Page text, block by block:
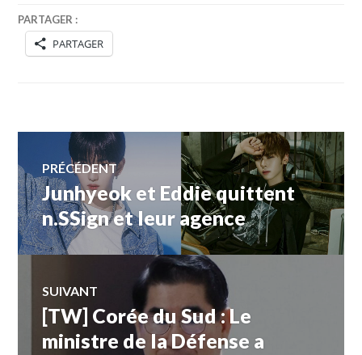
PARTAGER :
PARTAGER
Navigation
de
l’article
PRÉCÉDENT
Article
précédent :
Junhyeok et Eddie quittent
n.SSign et leur agence
SUIVANT
Article
Suivant:
[TW] Corée du Sud : Le
ministre de la Défense a